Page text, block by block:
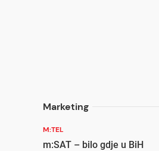
Marketing
M:TEL
m:SAT – bilo gdje u BiH